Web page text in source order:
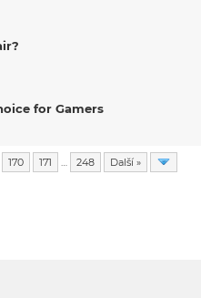
for Gamers
170 171 … 248 Další »